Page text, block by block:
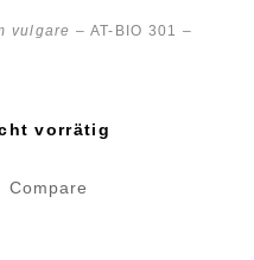
vulgare – AT-BIO 301 –
vorrätig
Compare